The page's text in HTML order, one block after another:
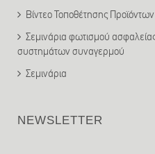
Βίντεο Τοποθέτησης Προϊόντων
Σεμινάρια φωτισμού
συστημάτων συναγερμού
Σεμινάρια
NEWSLETTER